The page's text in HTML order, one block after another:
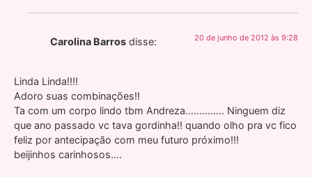
Carolina Barros disse: 20 de junho de 2012 às 9:28
Linda Linda!!!!
Adoro suas combinações!!
Ta com um corpo lindo tbm Andreza………….. Ninguem diz
que ano passado vc tava gordinha!! quando olho pra vc fico
feliz por antecipação com meu futuro próximo!!!
beijinhos carinhosos….